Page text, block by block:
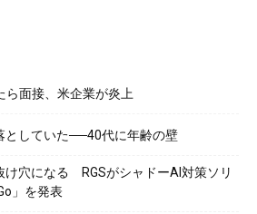
ら面接、米企業が炎上
としていた──40代に年齢の壁
け穴になる RGSがシャドーAI対策ソリ
」を発表